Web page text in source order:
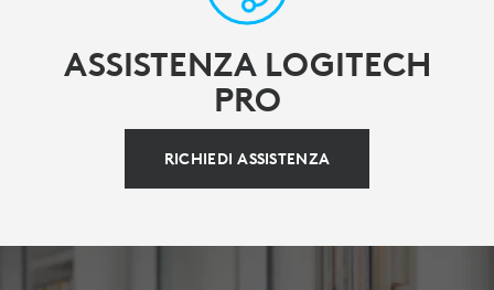
ASSISTENZA LOGITECH
PRO
RICHIEDI ASSISTENZA